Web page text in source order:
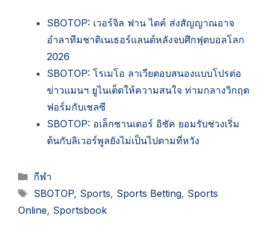
SBOTOP: เวอร์จิล ฟาน ไดค์ ส่งสัญญาณอาจ
อำลาทีมชาติเนเธอร์แลนด์หลังจบศึกฟุตบอลโลก
2026
SBOTOP: โรเมโอ ลาเวียตอบสนองแบบโปรต่อ
ข่าวแมนฯ ยูไนเต็ดให้ความสนใจ ท่ามกลางวิกฤต
ฟอร์มกับเชลซี
SBOTOP: อเล็กซานเดอร์ อิซัค ยอมรับช่วงเริ่ม
ต้นกับลิเวอร์พูลยังไม่เป็นไปตามที่หวัง
Categories
กีฬา
Tags
SBOTOP, Sports, Sports Betting, Sports
Online, Sportsbook